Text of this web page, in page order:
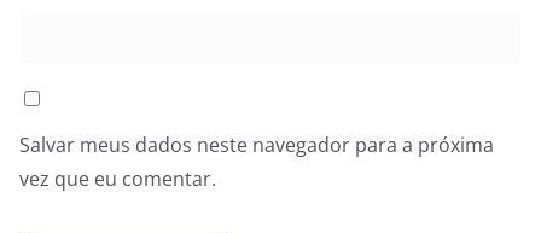
Salvar meus dados neste navegador para a próxima
vez que eu comentar.